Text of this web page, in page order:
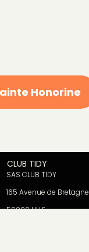
Honorine
CLUB TIDY
SAS CLUB TIDY
165 Avenue de Bretagne
59000 LILLE